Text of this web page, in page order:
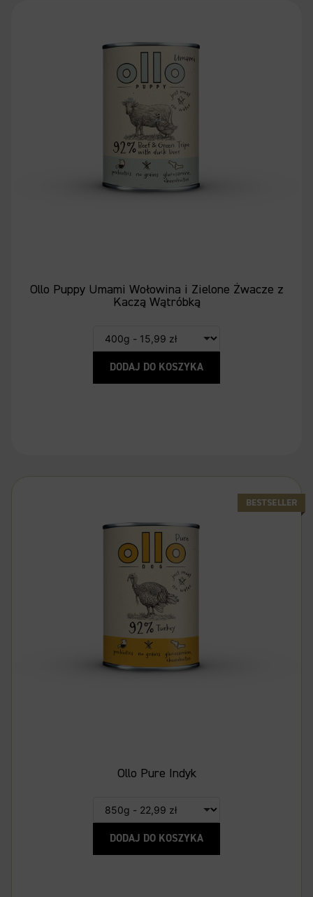
Ollo Puppy Umami Wołowina i Zielone Żwacze z
Kaczą Wątróbką
DODAJ DO KOSZYKA
Ollo Pure Indyk
DODAJ DO KOSZYKA